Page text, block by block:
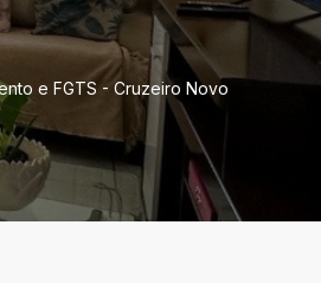
e FGTS - Cruzeiro Novo